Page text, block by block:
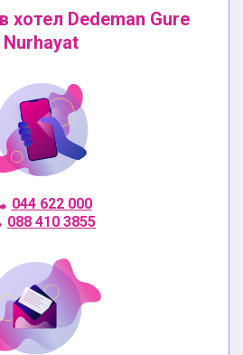
хотел Dedeman Gure
Nurhayat
044 622 000
088 410 3855